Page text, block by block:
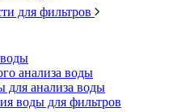
для фильтров
анализа воды
анализа воды
воды для фильтров